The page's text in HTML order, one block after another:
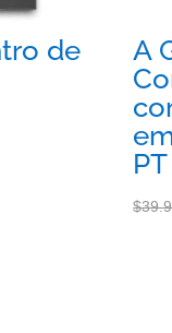
de
A
PT
$